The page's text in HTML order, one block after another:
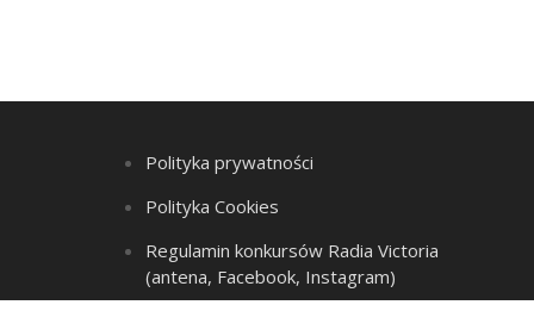
Polityka prywatności
Polityka Cookies
Regulamin konkursów Radia Victoria
(antena, Facebook, Instagram)